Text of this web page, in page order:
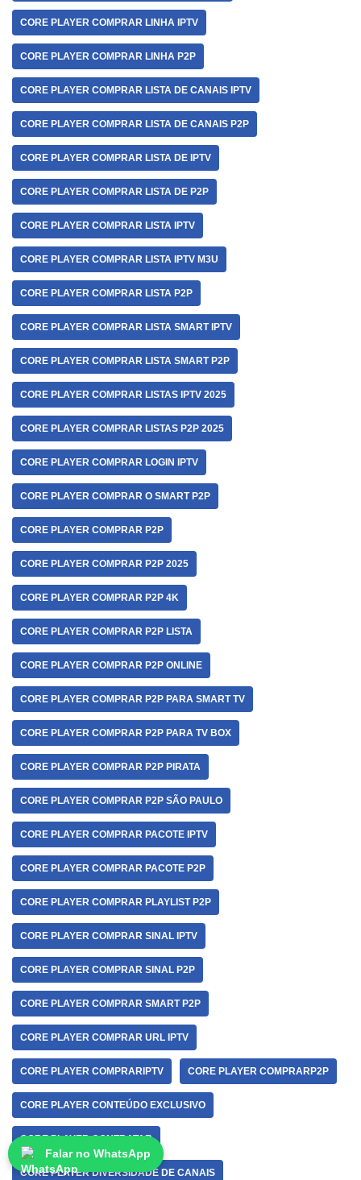
CORE PLAYER COMPRAR LINHA IPTV
CORE PLAYER COMPRAR LINHA P2P
CORE PLAYER COMPRAR LISTA DE CANAIS IPTV
CORE PLAYER COMPRAR LISTA DE CANAIS P2P
CORE PLAYER COMPRAR LISTA DE IPTV
CORE PLAYER COMPRAR LISTA DE P2P
CORE PLAYER COMPRAR LISTA IPTV
CORE PLAYER COMPRAR LISTA IPTV M3U
CORE PLAYER COMPRAR LISTA P2P
CORE PLAYER COMPRAR LISTA SMART IPTV
CORE PLAYER COMPRAR LISTA SMART P2P
CORE PLAYER COMPRAR LISTAS IPTV 2025
CORE PLAYER COMPRAR LISTAS P2P 2025
CORE PLAYER COMPRAR LOGIN IPTV
CORE PLAYER COMPRAR O SMART P2P
CORE PLAYER COMPRAR P2P
CORE PLAYER COMPRAR P2P 2025
CORE PLAYER COMPRAR P2P 4K
CORE PLAYER COMPRAR P2P LISTA
CORE PLAYER COMPRAR P2P ONLINE
CORE PLAYER COMPRAR P2P PARA SMART TV
CORE PLAYER COMPRAR P2P PARA TV BOX
CORE PLAYER COMPRAR P2P PIRATA
CORE PLAYER COMPRAR P2P SÃO PAULO
CORE PLAYER COMPRAR PACOTE IPTV
CORE PLAYER COMPRAR PACOTE P2P
CORE PLAYER COMPRAR PLAYLIST P2P
CORE PLAYER COMPRAR SINAL IPTV
CORE PLAYER COMPRAR SINAL P2P
CORE PLAYER COMPRAR SMART P2P
CORE PLAYER COMPRAR URL IPTV
CORE PLAYER COMPRARIPTV CORE PLAYER COMPRARP2P
CORE PLAYER CONTEÚDO EXCLUSIVO
CORE PLAYER CONTRATAR
CORE PLAYER DIVERSIDADE DE CANAIS
Falar no WhatsApp